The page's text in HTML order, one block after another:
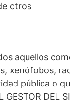
otros
aquellos
xenófobos,
pública o
DEL